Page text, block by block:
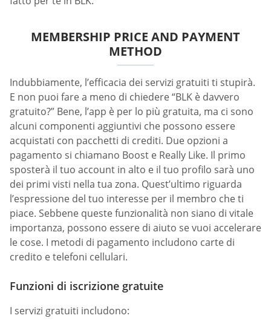
MEMBERSHIP PRICE AND PAYMENT
METHOD
Indubbiamente, l’efficacia dei servizi gratuiti ti stupirà.
E non puoi fare a meno di chiedere “BLK è davvero
gratuito?” Bene, l’app è per lo più gratuita, ma ci sono
alcuni componenti aggiuntivi che possono essere
acquistati con pacchetti di crediti. Due opzioni a
pagamento si chiamano Boost e Really Like. Il primo
sposterà il tuo account in alto e il tuo profilo sarà uno
dei primi visti nella tua zona. Quest’ultimo riguarda
l’espressione del tuo interesse per il membro che ti
piace. Sebbene queste funzionalità non siano di vitale
importanza, possono essere di aiuto se vuoi accelerare
le cose. I metodi di pagamento includono carte di
credito e telefoni cellulari.
Funzioni di iscrizione gratuite
I servizi gratuiti includono: